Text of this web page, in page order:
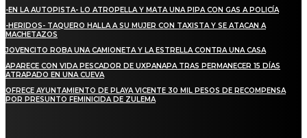
-EN LA AUTOPISTA- LO ATROPELLA Y MATA UNA PIPA CON GAS A POLICÍA
-HERIDOS- TAQUERO HALLA A SU MUJER CON TAXISTA Y SE ATACAN A
MACHETAZOS
JOVENCITO ROBA UNA CAMIONETA Y LA ESTRELLA CONTRA UNA CASA
APARECE CON VIDA PESCADOR DE UXPANAPA TRAS PERMANECER 15 DÍAS
ATRAPADO EN UNA CUEVA
OFRECE AYUNTAMIENTO DE PLAYA VICENTE 30 MIL PESOS DE RECOMPENSA
POR PRESUNTO FEMINICIDA DE ZULEMA